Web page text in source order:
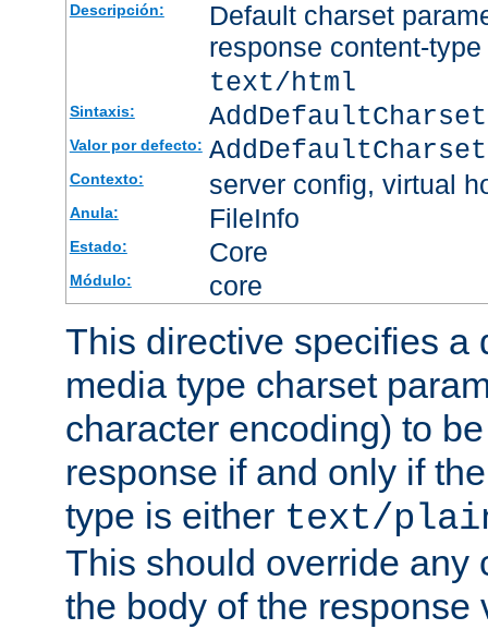
Descripción:
Default charset
response content-
text/html
Sintaxis:
Valor por defecto:
Contexto: server config, virtual
Anula: FileInfo
Estado: Core
Módulo: core
This directive specifies a
media type charset
character encoding) to
response if and only if
type is either text/
This should override any
the body of the